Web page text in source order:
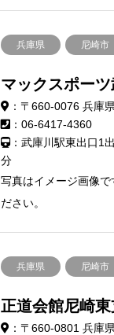
兵庫県 尼崎市
マックスポーツ
：〒660-0076 兵庫
：06-6417-4360
：武庫川駅東出口1
分
写真はイメージ画像
ださい。
兵庫県 尼崎市
正道会館尼崎
：〒660-0801 兵庫